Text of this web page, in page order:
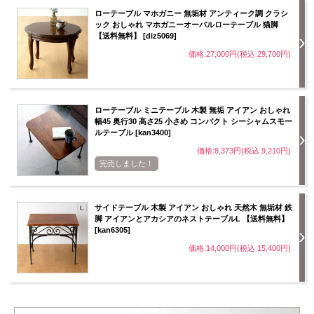
ローテーブル マホガニー 無垢材 アンティーク調 クラシ
ック おしゃれ マホガニーオーバルローテーブル 猫脚
【送料無料】 [diz5069]
価格:27,000円(税込 29,700円)
ローテーブル ミニテーブル 木製 無垢 アイアン おしゃれ
幅45 奥行30 高さ25 小さめ コンパクト シーシャムスモー
ルテーブル [kan3400]
価格:8,373円(税込 9,210円)
完売しました！
サイドテーブル 木製 アイアン おしゃれ 天然木 無垢材 鉄
脚 アイアンとアカシアのネストテーブルL 【送料無料】
[kan6305]
価格:14,000円(税込 15,400円)